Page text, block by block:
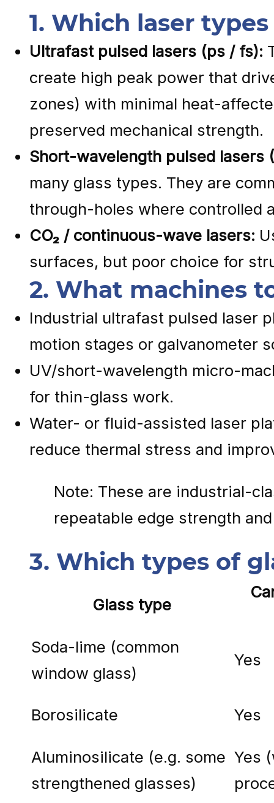
1. Which laser
Ultrafast pulsed lasers (ps / fs):
create high peak power that
zones) with minimal heat-
preserved mechanical strength.
Short-wavelength pulsed lasers
many glass types. They are
through-holes where controlled
CO₂ / continuous-wave lasers:
surfaces, but poor choice for
2. What machines
Industrial ultrafast pulsed laser
motion stages or galvanometer
UV/short-wavelength micro-
for thin-glass work.
Water- or fluid-assisted laser
reduce thermal stress and
Note: These are industrial-
repeatable edge strength
3. Which types of
Glass type
Soda-lime (common
window glass)
Yes
Borosilicate Yes
Aluminosilicate (e.g. some
strengthened glasses)
Yes